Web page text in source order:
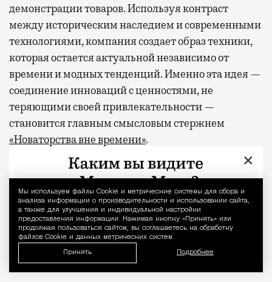
Уведомление
Мы используем файлы Сookie и метрические системы для сбора и
анализа информации о производительности и использовании сайта,
а также для улучшения и индивидуальной настройки
предоставления информации. Нажимая кнопку «Принять» или
продолжая пользоваться сайтом, вы соглашаетесь на обработку
файлов Cookie и данных метрических систем.
Принять Подробнее
демонстрации товаров. Используя контраст
между историческим наследием и современными
технологиями, компания создает образ техники,
которая остается актуальной независимо от
времени и модных тенденций. Именно эта идея —
соединение инноваций с ценностями, не
теряющими своей привлекательности —
становится главным смысловым стержнем
«Новаторства вне времени».
Фото: пресс-служба «Технопарка»
Рекламные кампании техники редко выходят за
Реклама
технопарк
×